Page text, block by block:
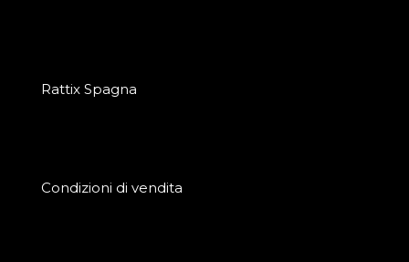
Rattix Spagna
Condizioni di vendita